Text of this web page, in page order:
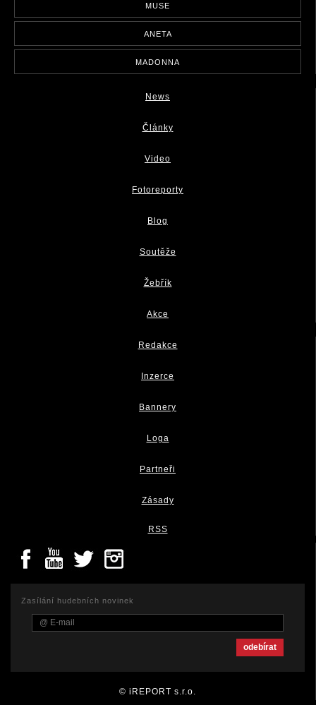
MUSE
ANETA
MADONNA
News
Články
Video
Fotoreporty
Blog
Soutěže
Žebřík
Akce
Redakce
Inzerce
Bannery
Loga
Partneři
Zásady
RSS
Zasílání hudebních novinek
© iREPORT s.r.o.